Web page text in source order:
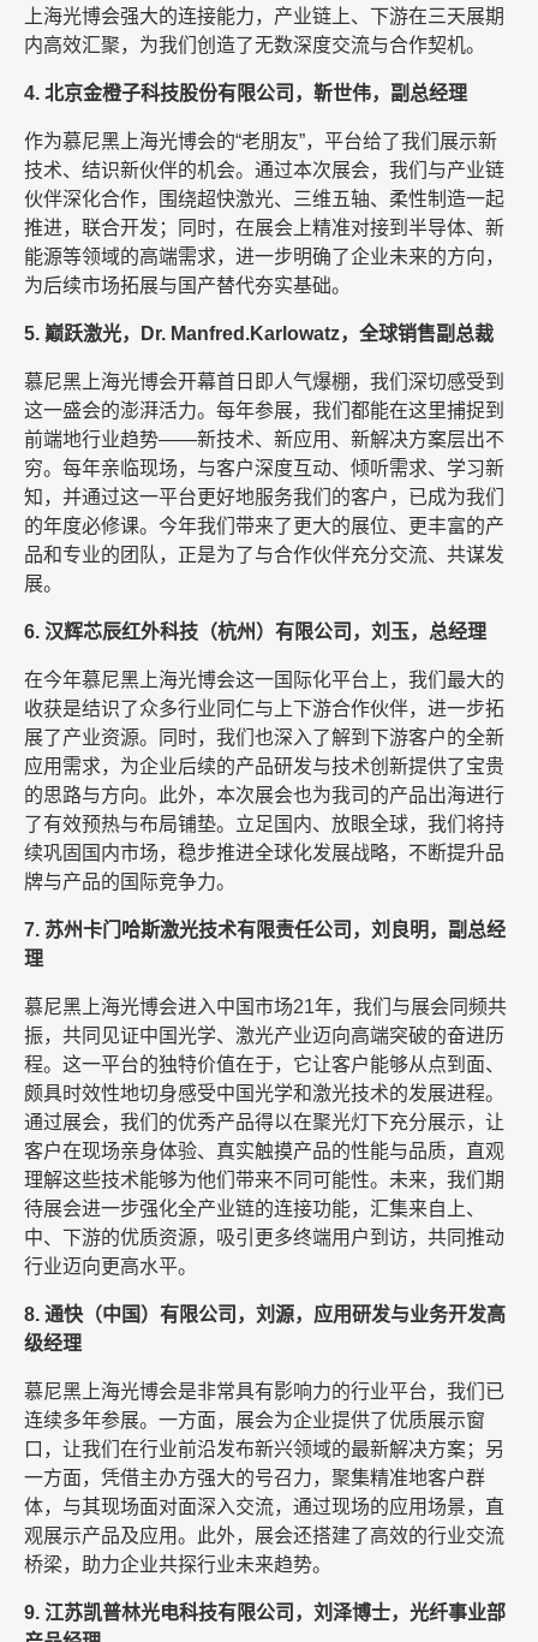
上海光博会强大的连接能力，产业链上、下游在三天展期
内高效汇聚，为我们创造了无数深度交流与合作契机。
4. 北京金橙子科技股份有限公司，靳世伟，副总经理
作为慕尼黑上海光博会的“老朋友”，平台给了我们展示新
技术、结识新伙伴的机会。通过本次展会，我们与产业链
伙伴深化合作，围绕超快激光、三维五轴、柔性制造一起
推进，联合开发；同时，在展会上精准对接到半导体、新
能源等领域的高端需求，进一步明确了企业未来的方向，
为后续市场拓展与国产替代夯实基础。
5. 巅跃激光，Dr. Manfred.Karlowatz，全球销售副总裁
慕尼黑上海光博会开幕首日即人气爆棚，我们深切感受到
这一盛会的澎湃活力。每年参展，我们都能在这里捕捉到
前端地行业趋势——新技术、新应用、新解决方案层出不
穷。每年亲临现场，与客户深度互动、倾听需求、学习新
知，并通过这一平台更好地服务我们的客户，已成为我们
的年度必修课。今年我们带来了更大的展位、更丰富的产
品和专业的团队，正是为了与合作伙伴充分交流、共谋发
展。
6. 汉辉芯辰红外科技（杭州）有限公司，刘玉，总经理
在今年慕尼黑上海光博会这一国际化平台上，我们最大的
收获是结识了众多行业同仁与上下游合作伙伴，进一步拓
展了产业资源。同时，我们也深入了解到下游客户的全新
应用需求，为企业后续的产品研发与技术创新提供了宝贵
的思路与方向。此外，本次展会也为我司的产品出海进行
了有效预热与布局铺垫。立足国内、放眼全球，我们将持
续巩固国内市场，稳步推进全球化发展战略，不断提升品
牌与产品的国际竞争力。
7. 苏州卡门哈斯激光技术有限责任公司，刘良明，副总经
理
慕尼黑上海光博会进入中国市场21年，我们与展会同频共
振，共同见证中国光学、激光产业迈向高端突破的奋进历
程。这一平台的独特价值在于，它让客户能够从点到面、
颇具时效性地切身感受中国光学和激光技术的发展进程。
通过展会，我们的优秀产品得以在聚光灯下充分展示，让
客户在现场亲身体验、真实触摸产品的性能与品质，直观
理解这些技术能够为他们带来不同可能性。未来，我们期
待展会进一步强化全产业链的连接功能，汇集来自上、
中、下游的优质资源，吸引更多终端用户到访，共同推动
行业迈向更高水平。
8. 通快（中国）有限公司，刘源，应用研发与业务开发高
级经理
慕尼黑上海光博会是非常具有影响力的行业平台，我们已
连续多年参展。一方面，展会为企业提供了优质展示窗
口，让我们在行业前沿发布新兴领域的最新解决方案；另
一方面，凭借主办方强大的号召力，聚集精准地客户群
体，与其现场面对面深入交流，通过现场的应用场景，直
观展示产品及应用。此外，展会还搭建了高效的行业交流
桥梁，助力企业共探行业未来趋势。
9. 江苏凯普林光电科技有限公司，刘泽博士，光纤事业部